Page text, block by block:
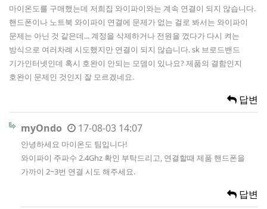
마이온도를 구매했는데 저희집 와이파이와는 계속 연결이 되지 않습니다.
핸드폰이나 노트북 와이파이 연결에 문제가 없는 걸로 봐서는 와이파이
문제는 아닌 것 같은데... 계정을 삭제하거나 전원을 껐다가 다시 켜는
방식으로 여러차례 시도했지만 연결이 되지 않습니다. sk 브로드밴드
기가인터넷인데 혹시 호완이 안되는 모뎀이 있나요? 제품의 결함인지
호완이 문제인 것인지 잘 모르겠네요.
답변
myOndo 17-08-03 14:07
안녕하세요 마이온도 팀입니다!
와이파이 주파수 2.4Ghz 확인 부탁드리고, 연결할때 제품 핸드폰을
가까이 2~3번 연결 시도 해주세요.
답변